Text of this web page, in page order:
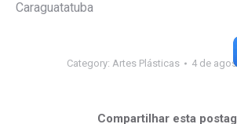
Caraguatatuba
Category: Artes Plásticas 4 de
Compartilhar esta